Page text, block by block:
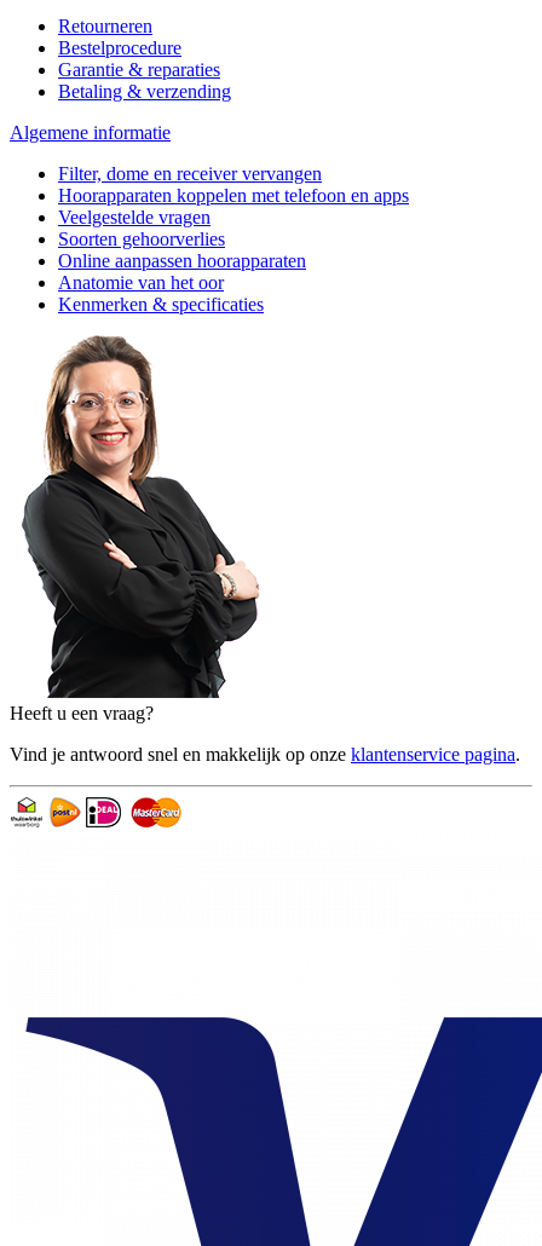
Retourneren
Bestelprocedure
Garantie & reparaties
Betaling & verzending
Algemene informatie
Filter, dome en receiver vervangen
Hoorapparaten koppelen met telefoon en apps
Veelgestelde vragen
Soorten gehoorverlies
Online aanpassen hoorapparaten
Anatomie van het oor
Kenmerken & specificaties
Heeft u een vraag?
Vind je antwoord snel en makkelijk op onze klantenservice pagina.